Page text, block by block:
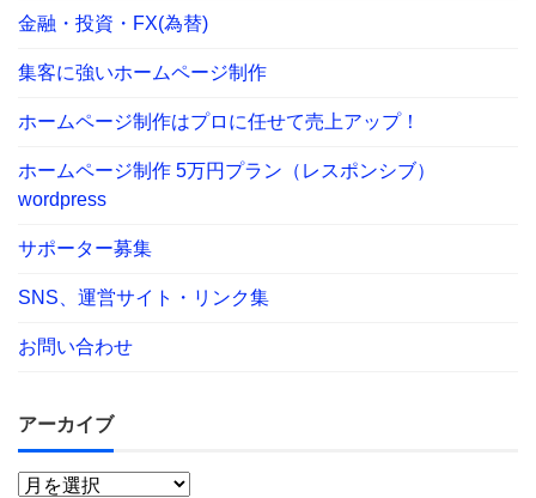
金融・投資・FX(為替)
集客に強いホームページ制作
ホームページ制作はプロに任せて売上アップ！
ホームページ制作 5万円プラン（レスポンシブ）
wordpress
サポーター募集
SNS、運営サイト・リンク集
お問い合わせ
アーカイブ